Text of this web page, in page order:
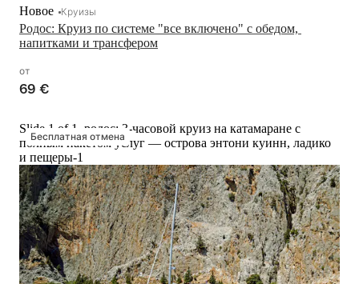
Родос: Круиз по системе "все включено" с обедом,
напитками и трансфером
Новое Круизы
от
69 €
Бесплатная отмена
Slide 1 of 1, родос: 3-часовой круиз на катамаране с
полным пакетом услуг — острова энтони куинн, ладико
и пещеры-1